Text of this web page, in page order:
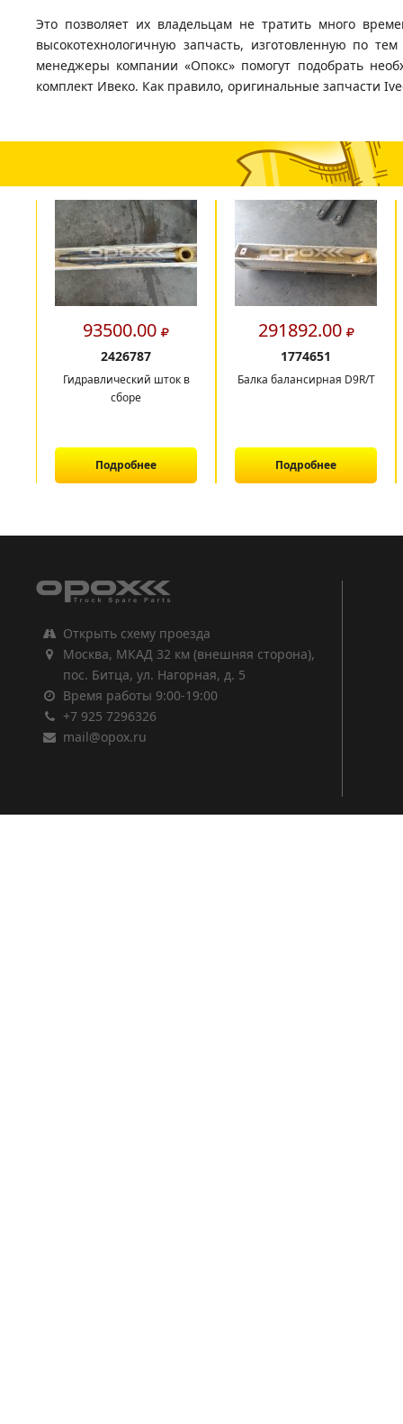
Это позволяет их владельцам не тратить много
высокотехнологичную запчасть, изготовленную по
менеджеры компании «Опокс» помогут подобрать
комплект Ивеко. Как правило, оригинальные запчасти
93500.00
2426787
Гидравлический шток в
сборе
Подробнее
291892.00
1774651
Балка балансирная D9R/T
Подробнее
Открыть схему проезда
Москва, МКАД 32 км (внешняя сторона),
пос. Битца, ул. Нагорная, д. 5
Время работы 9:00-19:00
+7 925 7296326
mail@opox.ru